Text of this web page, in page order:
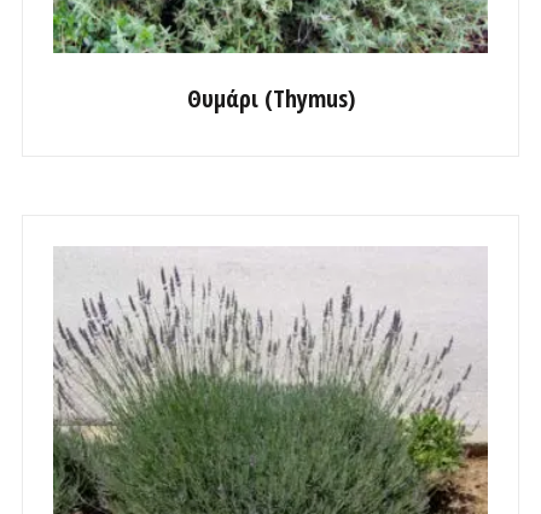
Θυμάρι (Thymus)